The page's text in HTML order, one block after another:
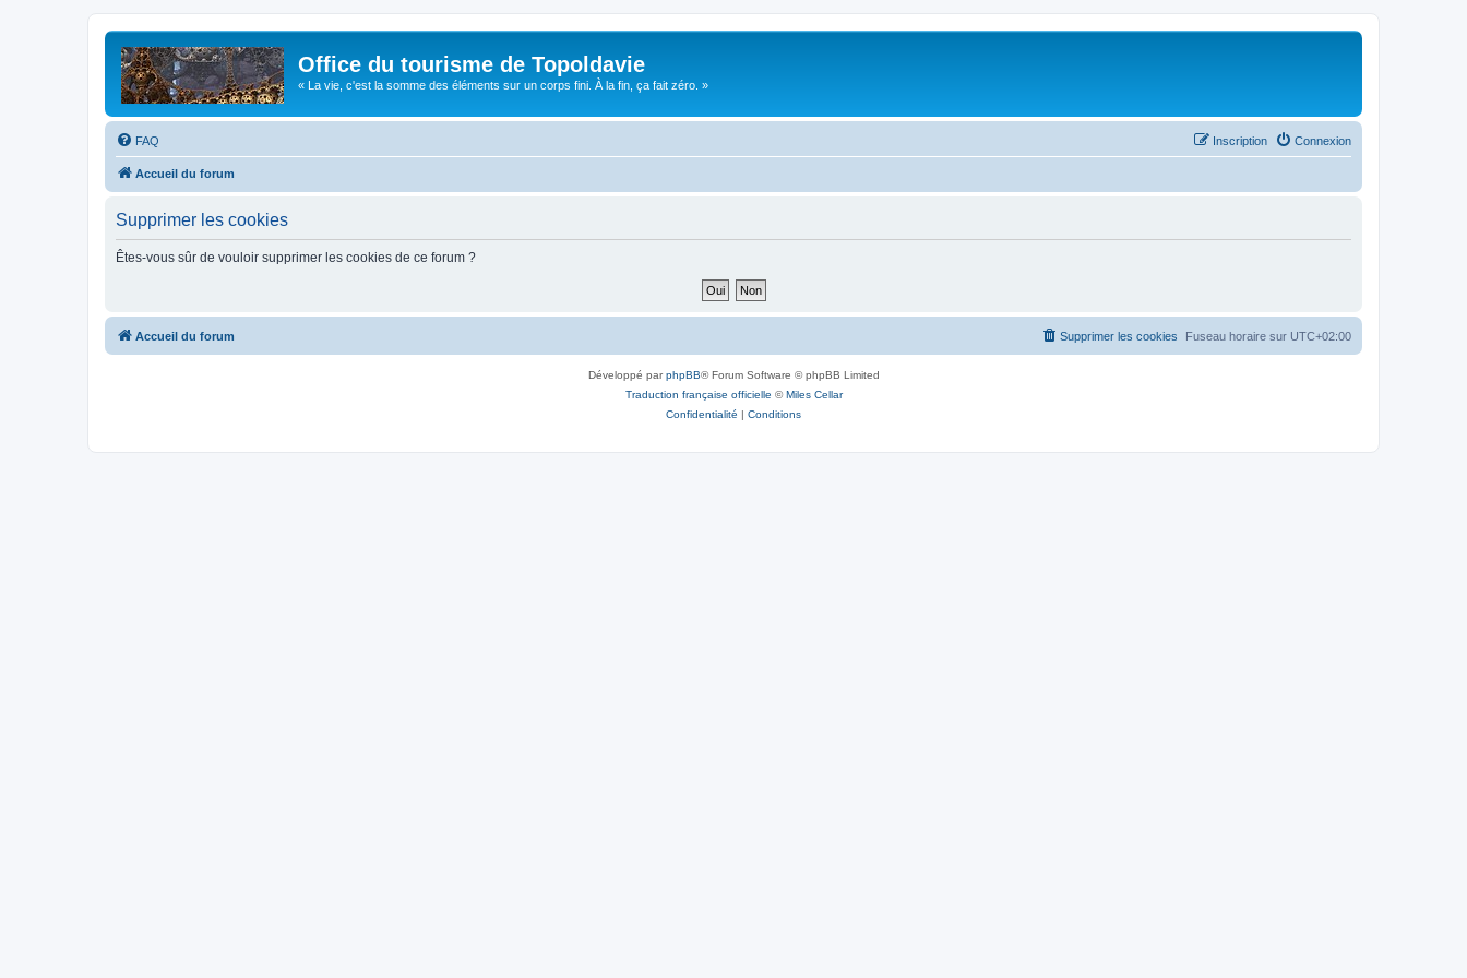
Office du tourisme de Topoldavie
« La vie, c'est la somme des éléments sur un corps fini. À la fin, ça fait zéro. »
FAQ Connexion
Inscription
Accueil du forum
Supprimer les cookies
Êtes-vous sûr de vouloir supprimer les cookies de ce forum ?
Accueil du forum Fuseau horaire sur UTC+02:00
Supprimer les cookies
Développé parphpBB® Forum Software © phpBB Limited
Traduction française officielle ©Miles Cellar
Confidentialité | Conditions